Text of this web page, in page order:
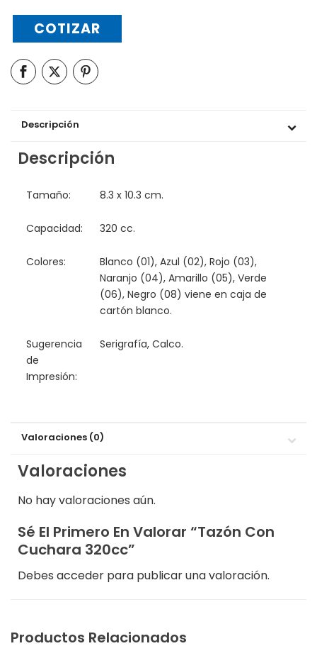
COTIZAR
Descripción
Descripción
Tamaño: 8.3 x 10.3 cm.
Capacidad: 320 cc.
Colores:
Blanco (01), Azul (02), Rojo (03),
Naranjo (04), Amarillo (05), Verde
(06), Negro (08) viene en caja de
cartón blanco.
Sugerencia
de
Impresión:
Serigrafía, Calco.
Valoraciones (0)
Valoraciones
No hay valoraciones aún.
Sé El Primero En Valorar “Tazón Con
Cuchara 320cc”
Debes acceder para publicar una valoración.
Productos Relacionados